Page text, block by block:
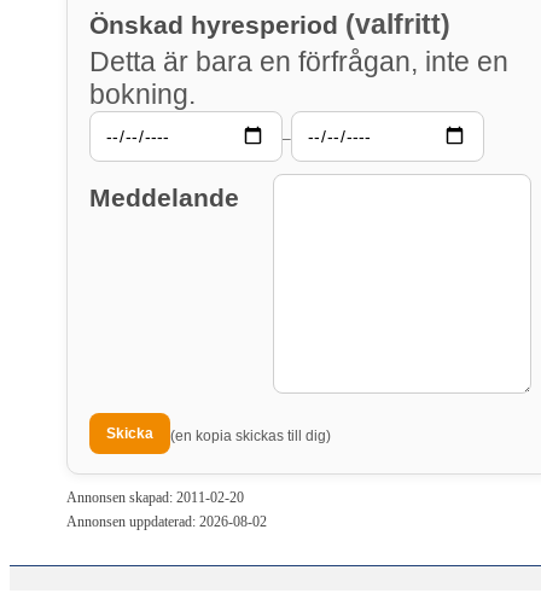
Önskad hyresperiod (valfritt)
Detta är bara en förfrågan, inte en
bokning.
–
Meddelande
(en kopia skickas till dig)
Annonsen skapad: 2011-02-20
Annonsen uppdaterad: 2026-08-02